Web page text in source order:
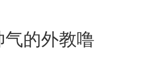
的外教噜